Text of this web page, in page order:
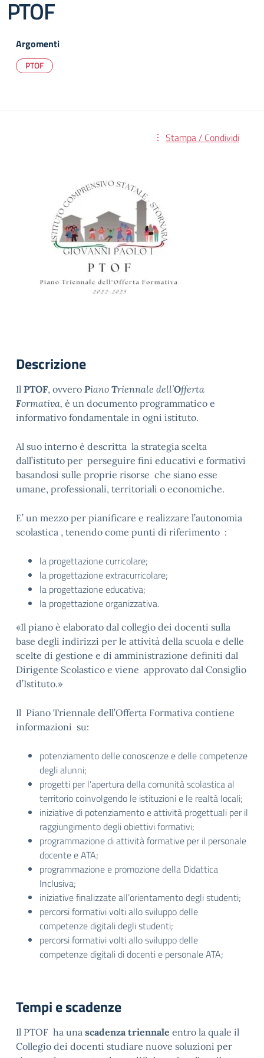
PTOF
Argomenti
PTOF
Stampa / Condividi
Descrizione
Il PTOF, ovvero Piano Triennale dell’Offerta
Formativa, è un documento programmatico e
informativo fondamentale in ogni istituto.
Al suo interno è descritta la strategia scelta
dall’istituto per perseguire fini educativi e formativi
basandosi sulle proprie risorse che siano esse
umane, professionali, territoriali o economiche.
E’ un mezzo per pianificare e realizzare l’autonomia
scolastica , tenendo come punti di riferimento :
la progettazione curricolare;
la progettazione extracurricolare;
la progettazione educativa;
la progettazione organizzativa.
Il piano è elaborato dal collegio dei docenti sulla
base degli indirizzi per le attività della scuola e delle
scelte di gestione e di amministrazione definiti dal
Dirigente Scolastico e viene approvato dal Consiglio
d’Istituto.
Il Piano Triennale dell’Offerta Formativa contiene
informazioni su:
potenziamento delle conoscenze e delle competenze
degli alunni;
progetti per l’apertura della comunità scolastica al
territorio coinvolgendo le istituzioni e le realtà locali;
iniziative di potenziamento e attività progettuali per il
raggiungimento degli obiettivi formativi;
programmazione di attività formative per il personale
docente e ATA;
programmazione e promozione della Didattica
Inclusiva;
iniziative finalizzate all’orientamento degli studenti;
percorsi formativi volti allo sviluppo delle
competenze digitali degli studenti;
percorsi formativi volti allo sviluppo delle
competenze digitali di docenti e personale ATA;
Tempi e scadenze
Il PTOF ha una scadenza triennale entro la quale il
Collegio dei docenti studiare nuove soluzioni per